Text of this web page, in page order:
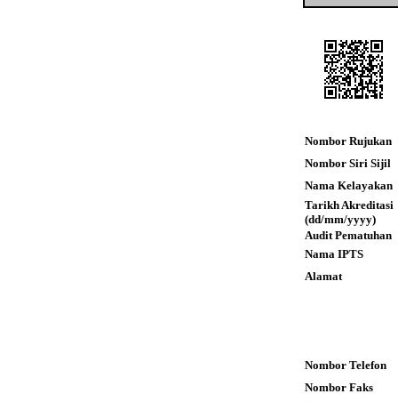
Nombor Rujukan
Nombor Siri Sijil
Nama Kelayakan
Tarikh Akreditasi
(dd/mm/yyyy)
Audit Pematuhan
Nama IPTS
Alamat
Nombor Telefon
Nombor Faks